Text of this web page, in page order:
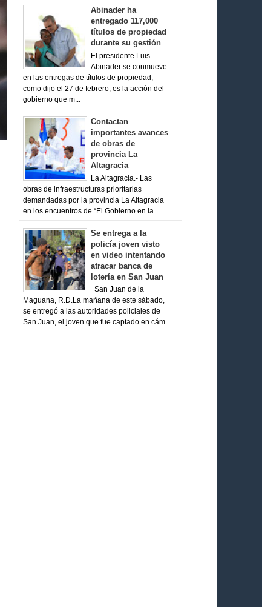
Abinader ha
entregado 117,000
títulos de propiedad
durante su gestión
El presidente Luis
Abinader se conmueve
en las entregas de títulos de propiedad,
como dijo el 27 de febrero, es la acción del
gobierno que m...
Contactan
importantes avances
de obras de
provincia La
Altagracia
La Altagracia.- Las
obras de infraestructuras prioritarias
demandadas por la provincia La Altagracia
en los encuentros de “El Gobierno en la...
Se entrega a la
policía joven visto
en video intentando
atracar banca de
lotería en San Juan
San Juan de la
Maguana, R.D.La mañana de este sábado,
se entregó a las autoridades policiales de
San Juan, el joven que fue captado en cám...